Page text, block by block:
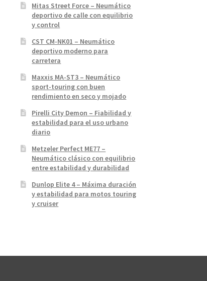
Mitas Street Force – Neumático
deportivo de calle con equilibrio
y control
CST CM-NK01 – Neumático
deportivo moderno para
carretera
Maxxis MA-ST3 – Neumático
sport-touring con buen
rendimiento en seco y mojado
Pirelli City Demon – Fiabilidad y
estabilidad para el uso urbano
diario
Metzeler Perfect ME77 –
Neumático clásico con equilibrio
entre estabilidad y durabilidad
Dunlop Elite 4 – Máxima duración
y estabilidad para motos touring
y cruiser